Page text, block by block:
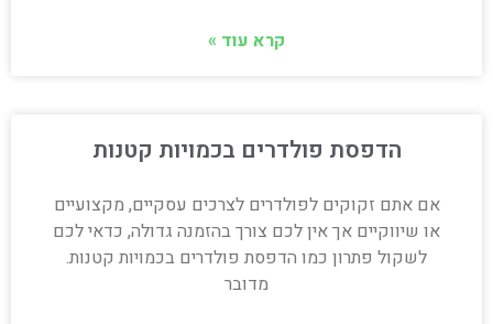
קרא עוד »
הדפסת פולדרים בכמויות קטנות
אם אתם זקוקים לפולדרים לצרכים עסקיים, מקצועיים
או שיווקיים אך אין לכם צורך בהזמנה גדולה, כדאי לכם
לשקול פתרון כמו הדפסת פולדרים בכמויות קטנות.
מדובר